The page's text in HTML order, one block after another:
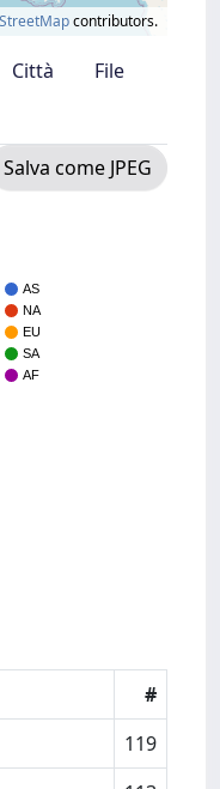
contributors.
Città
File
Salva come JPEG
AS
NA
EU
SA
AF
#
119